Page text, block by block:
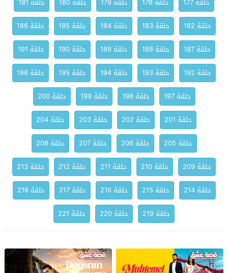
حلقة 182
حلقة 183 حلقة 184 حلقة 185
حلقة 186
حلقة 187
حلقة 188 حلقة 189 حلقة 190
حلقة 191
حلقة 192
حلقة 193 حلقة 194 حلقة 195
حلقة 196
حلقة 197
حلقة 198 حلقة 199
حلقة 200
حلقة 201
حلقة 202 حلقة 203
حلقة 204
حلقة 205
حلقة 206 حلقة 207
حلقة 208
حلقة 209
حلقة 210 حلقة 211 حلقة 212
حلقة 213
حلقة 214
حلقة 215 حلقة 216 حلقة 217
حلقة 218
حلقة 219
حلقة 220 حلقة 221